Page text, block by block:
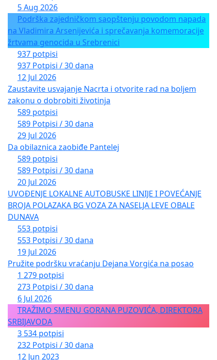
5 Aug 2026
Podrška zajedničkom saopštenju povodom napada
na Vladimira Arsenijevića i sprečavanja komemoracije
žrtvama genocida u Srebrenici
937 potpisi
937 Potpisi / 30 dana
12 Jul 2026
Zaustavite usvajanje Nacrta i otvorite rad na boljem
zakonu o dobrobiti životinja
589 potpisi
589 Potpisi / 30 dana
29 Jul 2026
Da obilaznica zaobiđe Pantelej
589 potpisi
589 Potpisi / 30 dana
20 Jul 2026
UVOĐENJE LOKALNE AUTOBUSKE LINIJE I POVEĆANJE
BROJA POLAZAKA BG VOZA ZA NASELJA LEVE OBALE
DUNAVA
553 potpisi
553 Potpisi / 30 dana
19 Jul 2026
Pružite podršku vraćanju Dejana Vorgića na posao
1 279 potpisi
273 Potpisi / 30 dana
6 Jul 2026
TRAŽIMO SMENU GORANA PUZOVIĆA, DIREKTORA
SRBIJAVODA
3 534 potpisi
232 Potpisi / 30 dana
12 Jun 2023